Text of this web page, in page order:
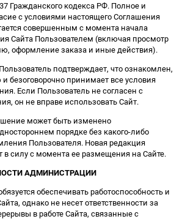
Гражданского кодекса РФ. Полное и
с условиями настоящего Соглашения
совершенным с момента начала
Сайта Пользователем (включая просмотр
оформление заказа и иные действия).
подтверждает, что ознакомлен,
безоговорочно принимает все условия
Если Пользователь не согласен с
он не вправе использовать Сайт.
может быть изменено
порядке без какого-либо
Пользователя. Новая редакция
в силу с момента ее размещения на Сайте.
АДМИНИСТРАЦИИ
обеспечивать работоспособность и
однако не несет ответственности за
в работе Сайта, связанные с